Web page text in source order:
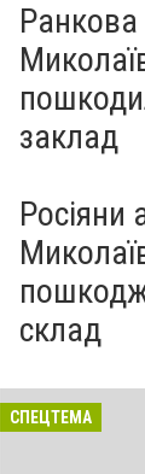
заклад
Росіяни
склад
СПЕЦТЕМА